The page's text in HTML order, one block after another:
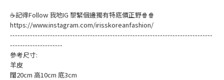
☕記得Follow 我地IG 黎緊個邊獨有特底價正野🍿🍿
https://www.instagram.com/irisskoreanfashion/
---------------------------------------------------------------------------------
---------------------
參考尺寸:
羊皮
闊20cm 高10cm 底3cm